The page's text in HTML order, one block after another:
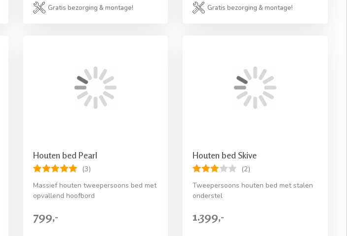
Gratis bezorging & montage! Gratis bezorging & montage!
Houten bed Pearl
(3)
Massief houten tweepersoons bed met
opvallend hoofbord
799,-
Houten bed Skive
(2)
Tweepersoons houten bed met stalen
onderstel
1.399,-